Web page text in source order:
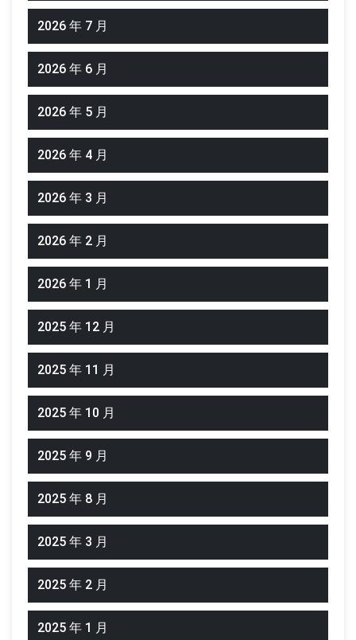
2026 年 7 月
2026 年 6 月
2026 年 5 月
2026 年 4 月
2026 年 3 月
2026 年 2 月
2026 年 1 月
2025 年 12 月
2025 年 11 月
2025 年 10 月
2025 年 9 月
2025 年 8 月
2025 年 3 月
2025 年 2 月
2025 年 1 月